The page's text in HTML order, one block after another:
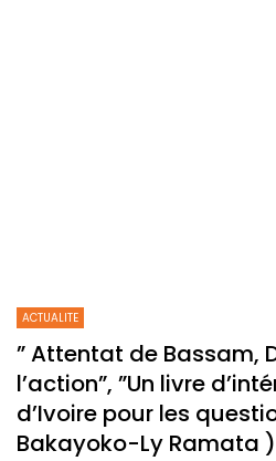
ACTUALITE
” Attentat de Bassam,
l’action”, ”Un livre
d’Ivoire pour les
Bakayoko-Ly Ramata )